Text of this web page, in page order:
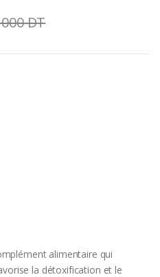
DT
alimentaire qui
la détoxification et le